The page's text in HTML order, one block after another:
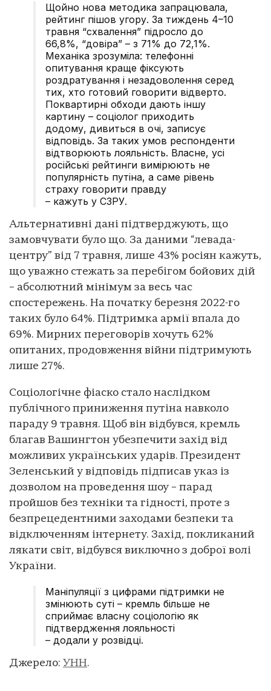
Щойно нова методика запрацювала,
рейтинг пішов угору. За тиждень 4–10
травня “схвалення” підросло до
66,8%, “довіра” – з 71% до 72,1%.
Механіка зрозуміла: телефонні
опитування краще фіксують
роздратування і незадоволення серед
тих, хто готовий говорити відверто.
Поквартирні обходи дають іншу
картину – соціолог приходить
додому, дивиться в очі, записує
відповідь. За таких умов респонденти
відтворюють лояльність. Власне, усі
російські рейтинги вимірюють не
популярність путіна, а саме рівень
страху говорити правду
– кажуть у СЗРУ.
Альтернативні дані підтверджують, що
замовчувати було що. За даними “левада-
центру” від 7 травня, лише 43% росіян кажуть,
що уважно стежать за перебігом бойових дій
– абсолютний мінімум за весь час
спостережень. На початку березня 2022-го
таких було 64%. Підтримка армії впала до
69%. Мирних переговорів хочуть 62%
опитаних, продовження війни підтримують
лише 27%.
Соціологічне фіаско стало наслідком
публічного приниження путіна навколо
параду 9 травня. Щоб він відбувся, кремль
благав Вашингтон убезпечити захід від
можливих українських ударів. Президент
Зеленський у відповідь підписав указ із
дозволом на проведення шоу – парад
пройшов без техніки та гідності, проте з
безпрецедентними заходами безпеки та
відключенням інтернету. Захід, покликаний
лякати світ, відбувся виключно з доброї волі
України.
Маніпуляції з цифрами підтримки не
змінюють суті – кремль більше не
сприймає власну соціологію як
підтвердження лояльності
– додали у розвідці.
Джерело: УНН.